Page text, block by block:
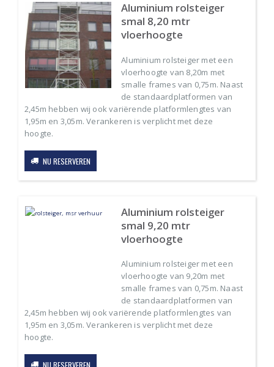
Aluminium rolsteiger
smal 8,20 mtr
vloerhoogte
Aluminium rolsteiger met een
vloerhoogte van 8,20m met
smalle frames van 0,75m. Naast
de standaardplatformen van
2,45m hebben wij ook variërende platformlengtes van
1,95m en 3,05m. Verankeren is verplicht met deze
hoogte.
NU RESERVEREN
Aluminium rolsteiger
smal 9,20 mtr
vloerhoogte
Aluminium rolsteiger met een
vloerhoogte van 9,20m met
smalle frames van 0,75m. Naast
de standaardplatformen van
2,45m hebben wij ook variërende platformlengtes van
1,95m en 3,05m. Verankeren is verplicht met deze
hoogte.